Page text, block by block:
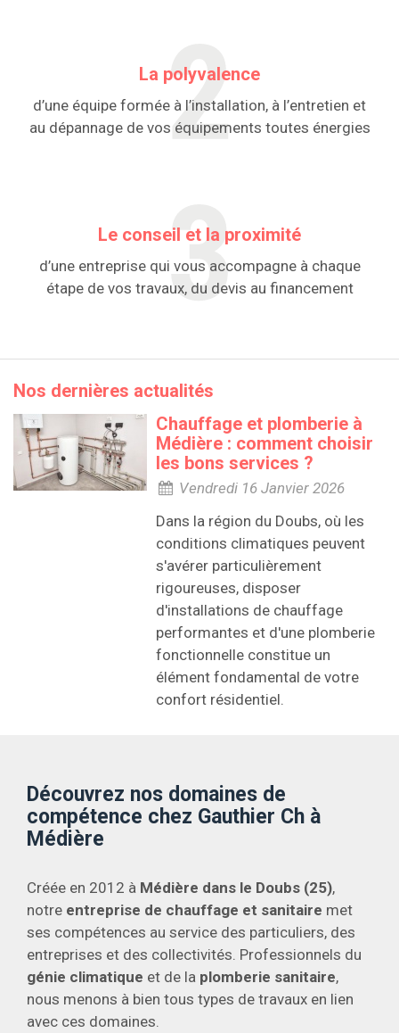
La polyvalence
d’une équipe formée à l’installation, à l’entretien et
au dépannage de vos équipements toutes énergies
Le conseil et la proximité
d’une entreprise qui vous accompagne à chaque
étape de vos travaux, du devis au financement
Nos dernières actualités
Chauffage et plomberie à
Médière : comment choisir
les bons services ?
Vendredi 16 Janvier 2026
Dans la région du Doubs, où les
conditions climatiques peuvent
s'avérer particulièrement
rigoureuses, disposer
d'installations de chauffage
performantes et d'une plomberie
fonctionnelle constitue un
élément fondamental de votre
confort résidentiel.
Découvrez nos domaines de
compétence chez Gauthier Ch à
Médière
Créée en 2012 à Médière dans le Doubs (25),
notre entreprise de chauffage et sanitaire met
ses compétences au service des particuliers, des
entreprises et des collectivités. Professionnels du
génie climatique et de la plomberie sanitaire,
nous menons à bien tous types de travaux en lien
avec ces domaines.